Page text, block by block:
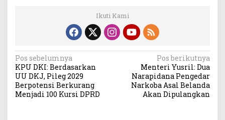
Ikuti Kami
Navigasi
pos
Pos sebelumnya
KPU DKI: Berdasarkan
UU DKJ, Pileg 2029
Berpotensi Berkurang
Menjadi 100 Kursi DPRD
Pos berikutnya
Menteri Yusril: Dua
Narapidana Pengedar
Narkoba Asal Belanda
Akan Dipulangkan